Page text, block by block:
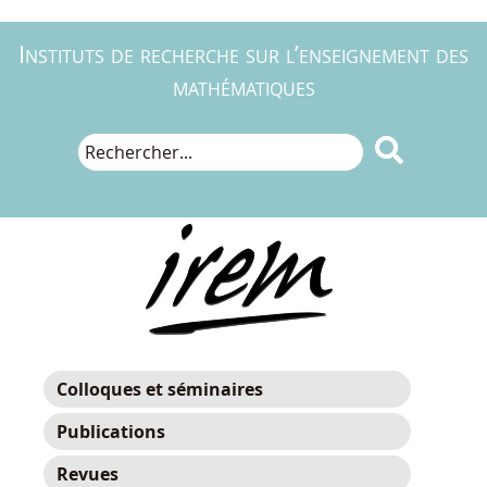
Instituts de recherche sur l’enseignement des
mathématiques

Colloques et séminaires
Publications
Revues